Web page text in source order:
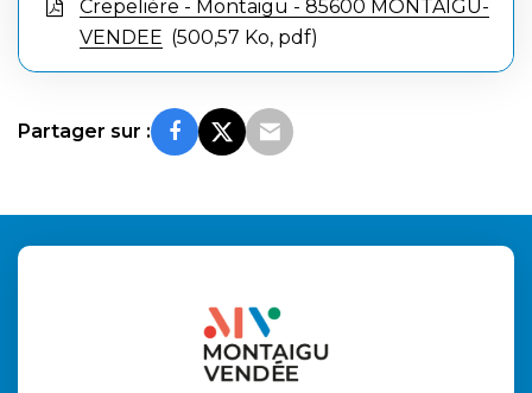
Crepelière - Montaigu - 85600 MONTAIGU-
VENDEE
500,57 Ko, pdf
Partager sur :